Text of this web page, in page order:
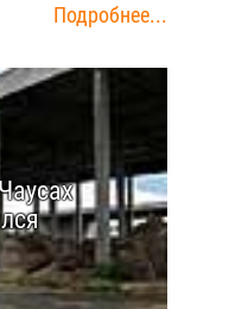
Подробнее...